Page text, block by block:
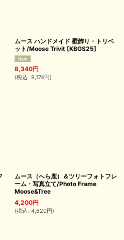
ムース ハンドメイド 壁飾り・トリベ
ット/Moose Trivit [KBGS25]
8,340円
(税込 : 9,174円)
ムース（へら鹿）＆ツリーフォトフレ
ーム・写真立て/Photo Frame
Moose&Tree
4,200円
(税込 : 4,620円)